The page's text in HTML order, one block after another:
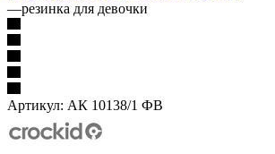
—резинка для девочки
Артикул: АК 10138/1 ФВ